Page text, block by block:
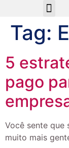
Tag:
5
pago
Você sente que
muito mais